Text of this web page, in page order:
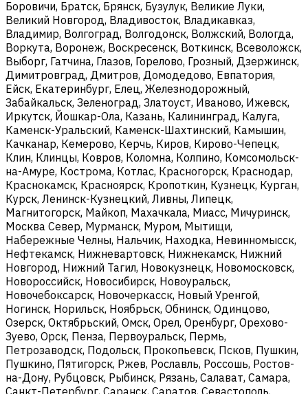
Боровичи, Братск, Брянск, Бузулук, Великие Луки,
Великий Новгород, Владивосток, Владикавказ,
Владимир, Волгоград, Волгодонск, Волжский, Вологда,
Воркута, Воронеж, Воскресенск, Воткинск, Всеволожск,
Выборг, Гатчина, Глазов, Горелово, Грозный, Дзержинск,
Димитровград, Дмитров, Домодедово, Евпатория,
Ейск, Екатеринбург, Елец, Железнодорожный,
Забайкальск, Зеленоград, Златоуст, Иваново, Ижевск,
Иркутск, Йошкар-Ола, Казань, Калининград, Калуга,
Каменск-Уральский, Каменск-Шахтинский, Камышин,
Качканар, Кемерово, Керчь, Киров, Кирово-Чепецк,
Клин, Клинцы, Ковров, Коломна, Колпино, Комсомольск-
на-Амуре, Кострома, Котлас, Красногорск, Краснодар,
Краснокамск, Красноярск, Кропоткин, Кузнецк, Курган,
Курск, Ленинск-Кузнецкий, Ливны, Липецк,
Магнитогорск, Майкоп, Махачкала, Миасс, Мичуринск,
Москва Север, Мурманск, Муром, Мытищи,
Набережные Челны, Нальчик, Находка, Невинномысск,
Нефтекамск, Нижневартовск, Нижнекамск, Нижний
Новгород, Нижний Тагил, Новокузнецк, Новомосковск,
Новороссийск, Новосибирск, Новоуральск,
Новочебоксарск, Новочеркасск, Новый Уренгой,
Ногинск, Норильск, Ноябрьск, Обнинск, Одинцово,
Озерск, Октябрьский, Омск, Орел, Оренбург, Орехово-
Зуево, Орск, Пенза, Первоуральск, Пермь,
Петрозаводск, Подольск, Прокопьевск, Псков, Пушкин,
Пушкино, Пятигорск, Ржев, Рославль, Россошь, Ростов-
на-Дону, Рубцовск, Рыбинск, Рязань, Салават, Самара,
Санкт-Петербург, Саранск, Саратов, Севастополь,